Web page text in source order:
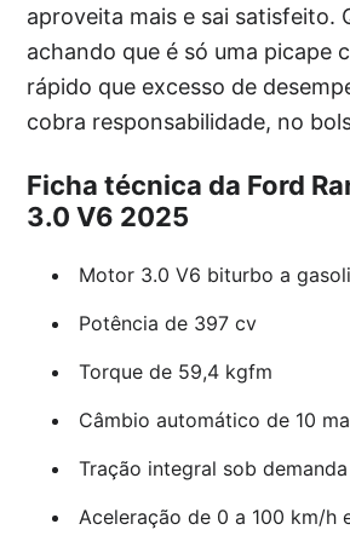
aproveita mais e sai satisfeito.
achando que é só uma picape
rápido que excesso de
cobra responsabilidade, no
Ficha técnica da Ford
3.0 V6 2025
Motor 3.0 V6 biturbo a
Potência de 397 cv
Torque de 59,4 kgfm
Câmbio automático de 10
Tração integral sob demanda
Aceleração de 0 a 100 km/h